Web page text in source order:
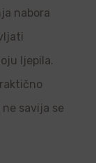
nabora
ljepila.
savija se